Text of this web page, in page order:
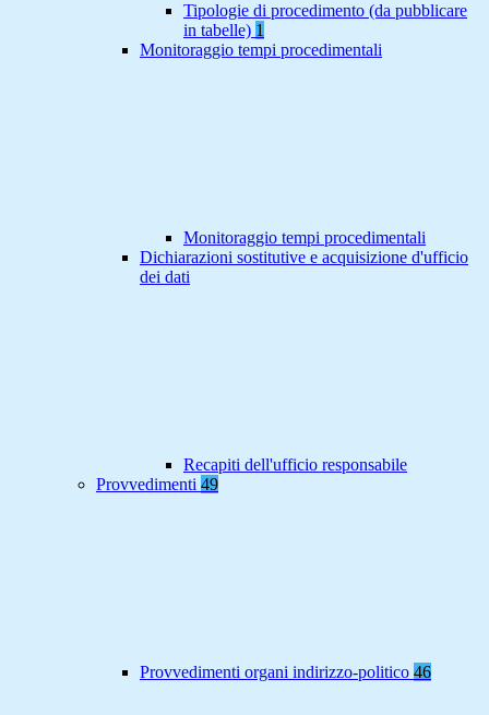
Tipologie di procedimento (da pubblicare
in tabelle) 1
Monitoraggio tempi procedimentali
Monitoraggio tempi procedimentali
Dichiarazioni sostitutive e acquisizione d'ufficio
dei dati
Recapiti dell'ufficio responsabile
Provvedimenti 49
Provvedimenti organi indirizzo-politico 46